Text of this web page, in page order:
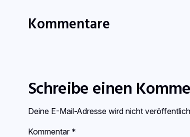
Kommentare
Schreibe einen
Deine E-Mail-Adresse wird nicht
Kommentar *